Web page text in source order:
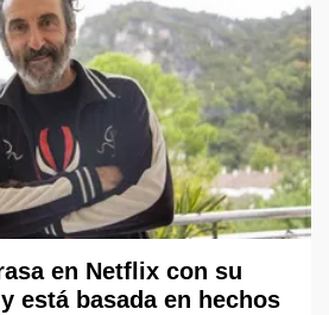
en Netflix con su
está basada en hechos